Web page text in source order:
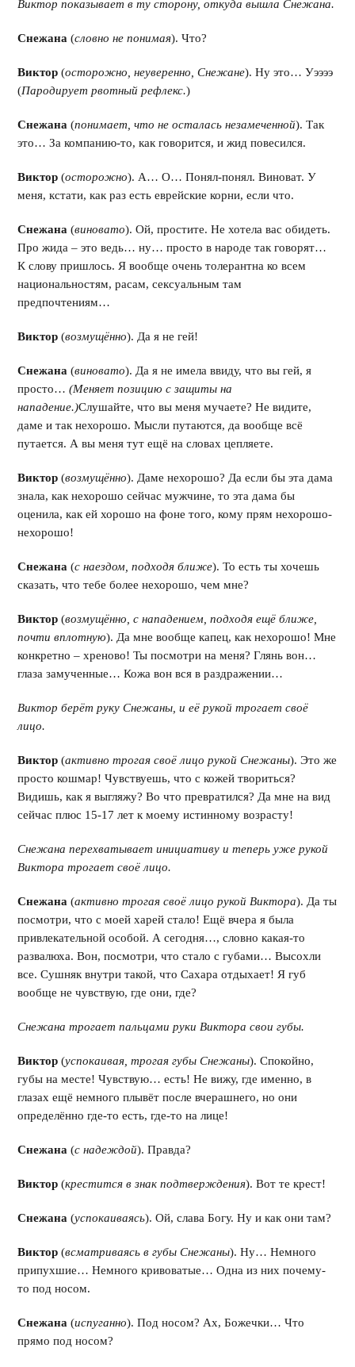
Виктор показывает в ту сторону, откуда вышла Снежана.
Снежана(словно не понимая). Что?
Виктор(осторожно, неуверенно, Снежане). Ну это… Уээээ
(Пародирует рвотный рефлекс.)
Снежана(понимает, что не осталась незамеченной). Так
это… За компанию-то, как говорится, и жид повесился.
Виктор(осторожно). А… О… Понял-понял. Виноват. У
меня, кстати, как раз есть еврейские корни, если что.
Снежана(виновато). Ой, простите. Не хотела вас обидеть.
Про жида – это ведь… ну… просто в народе так говорят…
К слову пришлось. Я вообще очень толерантна ко всем
национальностям, расам, сексуальным там
предпочтениям…
Виктор(возмущённо). Да я не гей!
Снежана(виновато). Да я не имела ввиду, что вы гей, я
просто…(Меняет позицию с защиты на
нападение.)Слушайте, что вы меня мучаете? Не видите,
даме и так нехорошо. Мысли путаются, да вообще всё
путается. А вы меня тут ещё на словах цепляете.
Виктор(возмущённо). Даме нехорошо? Да если бы эта дама
знала, как нехорошо сейчас мужчине, то эта дама бы
оценила, как ей хорошо на фоне того, кому прям нехорошо-
нехорошо!
Снежана(с наездом, подходя ближе). То есть ты хочешь
сказать, что тебе более нехорошо, чем мне?
Виктор(возмущённо, с нападением, подходя ещё ближе,
почти вплотную). Да мне вообще капец, как нехорошо! Мне
конкретно – хреново! Ты посмотри на меня? Глянь вон…
глаза замученные… Кожа вон вся в раздражении…
Виктор берёт руку Снежаны, и её рукой трогает своё
лицо.
Виктор(активно трогая своё лицо рукой Снежаны). Это же
просто кошмар! Чувствуешь, что с кожей твориться?
Видишь, как я выгляжу? Во что превратился? Да мне на вид
сейчас плюс 15-17 лет к моему истинному возрасту!
Снежана перехватывает инициативу и теперь уже рукой
Виктора трогает своё лицо.
Снежана(активно трогая своё лицо рукой Виктора). Да ты
посмотри, что с моей харей стало! Ещё вчера я была
привлекательной особой. А сегодня…, словно какая-то
развалюха. Вон, посмотри, что стало с губами… Высохли
все. Сушняк внутри такой, что Сахара отдыхает! Я губ
вообще не чувствую, где они, где?
Снежана трогает пальцами руки Виктора свои губы.
Виктор(успокаивая, трогая губы Снежаны). Спокойно,
губы на месте! Чувствую… есть! Не вижу, где именно, в
глазах ещё немного плывёт после вчерашнего, но они
определённо где-то есть, где-то на лице!
Снежана(с надеждой). Правда?
Виктор(крестится в знак подтверждения). Вот те крест!
Снежана(успокаиваясь). Ой, слава Богу. Ну и как они там?
Виктор(всматриваясь в губы Снежаны). Ну… Немного
припухшие… Немного кривоватые… Одна из них почему-
то под носом.
Снежана(испуганно). Под носом? Ах, Божечки… Что
прямо под носом?